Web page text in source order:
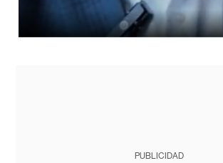
PUBLICIDAD